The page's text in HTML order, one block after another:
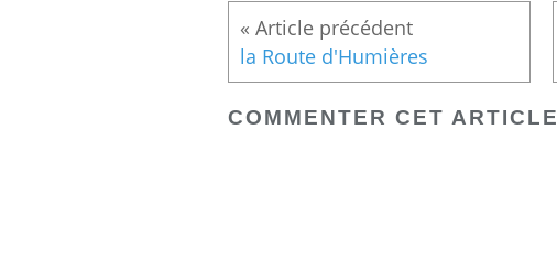
la Route d'Humières
COMMENTER CET ARTICLE